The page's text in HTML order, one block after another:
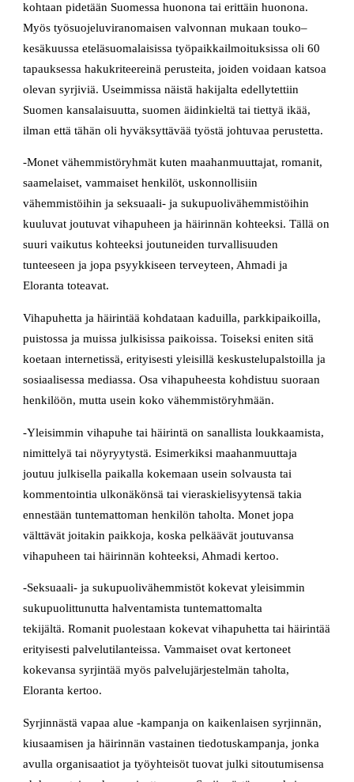
kohtaan pidetään Suomessa huonona tai erittäin huonona.
Myös työsuojeluviranomaisen valvonnan mukaan touko–
kesäkuussa eteläsuomalaisissa työpaikkailmoituksissa oli 60
tapauksessa hakukriteereinä perusteita, joiden voidaan katsoa
olevan syrjiviä. Useimmissa näistä hakijalta edellytettiin
Suomen kansalaisuutta, suomen äidinkieltä tai tiettyä ikää,
ilman että tähän oli hyväksyttävää työstä johtuvaa perustetta.
-Monet vähemmistöryhmät kuten maahanmuuttajat, romanit,
saamelaiset, vammaiset henkilöt, uskonnollisiin
vähemmistöihin ja seksuaali- ja sukupuolivähemmistöihin
kuuluvat joutuvat vihapuheen ja häirinnän kohteeksi. Tällä on
suuri vaikutus kohteeksi joutuneiden turvallisuuden
tunteeseen ja jopa psyykkiseen terveyteen, Ahmadi ja
Eloranta toteavat.
Vihapuhetta ja häirintää kohdataan kaduilla, parkkipaikoilla,
puistossa ja muissa julkisissa paikoissa. Toiseksi eniten sitä
koetaan internetissä, erityisesti yleisillä keskustelupalstoilla ja
sosiaalisessa mediassa. Osa vihapuheesta kohdistuu suoraan
henkilöön, mutta usein koko vähemmistöryhmään.
-Yleisimmin vihapuhe tai häirintä on sanallista loukkaamista,
nimittelyä tai nöyryytystä. Esimerkiksi maahanmuuttaja
joutuu julkisella paikalla kokemaan usein solvausta tai
kommentointia ulkonäkönsä tai vieraskielisyytensä takia
ennestään tuntemattoman henkilön taholta. Monet jopa
välttävät joitakin paikkoja, koska pelkäävät joutuvansa
vihapuheen tai häirinnän kohteeksi, Ahmadi kertoo.
-Seksuaali- ja sukupuolivähemmistöt kokevat yleisimmin
sukupuolittunutta halventamista tuntemattomalta
tekijältä. Romanit puolestaan kokevat vihapuhetta tai häirintää
erityisesti palvelutilanteissa. Vammaiset ovat kertoneet
kokevansa syrjintää myös palvelujärjestelmän taholta,
Eloranta kertoo.
Syrjinnästä vapaa alue -kampanja on kaikenlaisen syrjinnän,
kiusaamisen ja häirinnän vastainen tiedotuskampanja, jonka
avulla organisaatiot ja työyhteisöt tuovat julki sitoutumisensa